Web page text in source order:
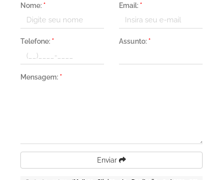
Nome: * Email: *
Telefone: * Assunto: *
Mensagem: *
Enviar